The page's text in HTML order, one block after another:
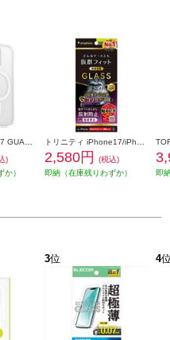
)
か）
2,580円
(税込)
即納（在庫残りわずか）
即
3位 4